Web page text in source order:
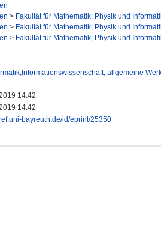
> Fakultät für Mathematik, Physik und
> Fakultät für Mathematik, Physik und
> Fakultät für Mathematik, Physik und
allgemeine
14:42
14:42
bayreuth.de/id/eprint/25350